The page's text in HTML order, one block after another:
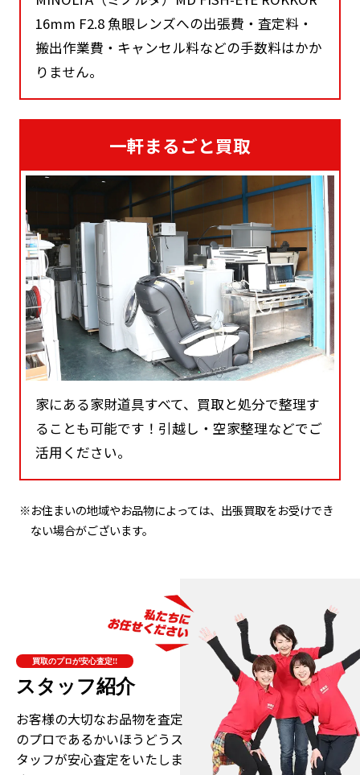
16mm F2.8 魚眼レンズへの出張費・査定料・
搬出作業費・キャンセル料などの手数料はかか
りません。
一軒まるごと買取
家にある家財道具すべて、買取と処分で整理す
ることも可能です！引越し・空家整理などでご
活用ください。
※お住まいの地域やお品物によっては、出張買取をお受けでき
ない場合がございます。
買取のプロが安心査定!!
スタッフ紹介
お客様の大切なお品物を査定
のプロであるかいほうどうス
タッフが安心査定をいたしま